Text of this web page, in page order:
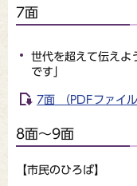
7面
世代を超えて伝えよ
です」
7面 （PDFファイ
8面～9面
【市民のひろば】